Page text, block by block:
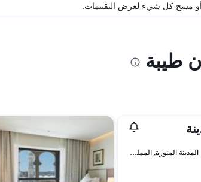
أو مسح كل شيء لعرض التقييمات.
طيبة
طريق الملك فهد، مبنى 2943, المدينة المنورة, المملكة العربية السعودية